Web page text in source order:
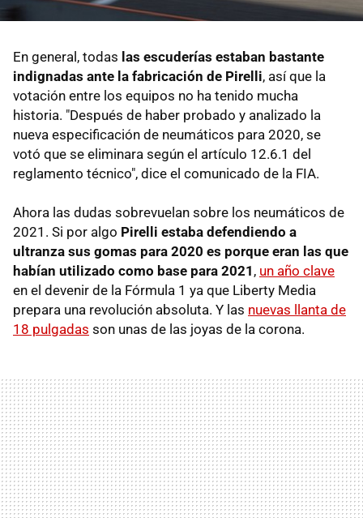
En general, todas las escuderías estaban bastante
indignadas ante la fabricación de Pirelli, así que la
votación entre los equipos no ha tenido mucha
historia. "Después de haber probado y analizado la
nueva especificación de neumáticos para 2020, se
votó que se eliminara según el artículo 12.6.1 del
reglamento técnico", dice el comunicado de la FIA.
Ahora las dudas sobrevuelan sobre los neumáticos de
2021. Si por algo Pirelli estaba defendiendo a
ultranza sus gomas para 2020 es porque eran las que
habían utilizado como base para 2021 , un año clave
en el devenir de la Fórmula 1 ya que Liberty Media
prepara una revolución absoluta. Y las nuevas llanta de
18 pulgadas son unas de las joyas de la corona.